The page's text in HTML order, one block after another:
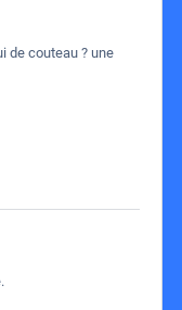
de couteau ? une